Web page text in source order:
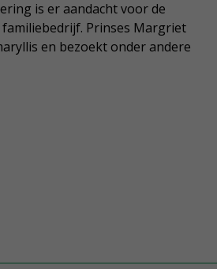
is er aandacht voor de
Prinses Margriet
en bezoekt onder andere